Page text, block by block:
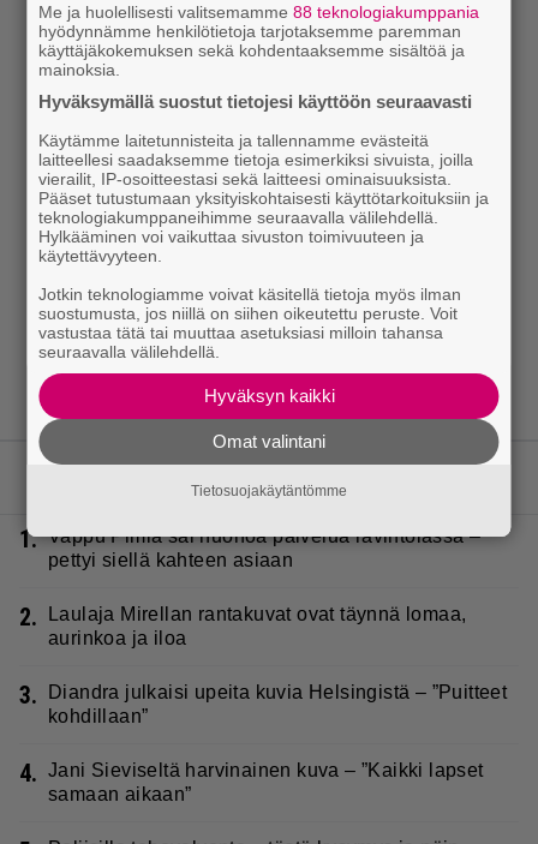
1. Vappu Pimiä sai huonoa palvelua ravintolassa –
pettyi siellä kahteen asiaan
2.
Laulaja Mirellan rantakuvat ovat täynnä lomaa,
aurinkoa ja iloa
3.
Diandra julkaisi upeita kuvia Helsingistä – ”Puitteet
kohdillaan”
4. Jani Sieviseltä harvinainen kuva – ”Kaikki lapset
samaan aikaan”
Me ja huolellisesti valitsemamme88 teknologiakumppania
hyödynnämme henkilötietoja tarjotaksemme paremman
käyttäjäkokemuksen sekä kohdentaaksemme sisältöä ja
mainoksia.
Hyväksymällä suostut tietojesi käyttöön seuraavasti
Käytämme laitetunnisteita ja tallennamme evästeitä
laitteellesi saadaksemme tietoja esimerkiksi sivuista, joilla
vierailit, IP-osoitteestasi sekä laitteesi ominaisuuksista.
Pääset tutustumaan yksityiskohtaisesti käyttötarkoituksiin ja
teknologiakumppaneihimme seuraavalla välilehdellä.
Hylkääminen voi vaikuttaa sivuston toimivuuteen ja
käytettävyyteen.
Jotkin teknologiamme voivat käsitellä tietoja myös ilman
suostumusta, jos niillä on siihen oikeutettu peruste. Voit
vastustaa tätä tai muuttaa asetuksiasi milloin tahansa
seuraavalla välilehdellä.
Hyväksyn kaikki
Omat valintani
Tietosuojakäytäntömme